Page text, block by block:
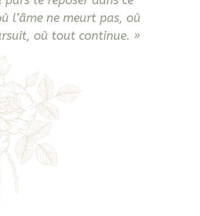
l’âme ne meurt pas, où
où tout continue. »